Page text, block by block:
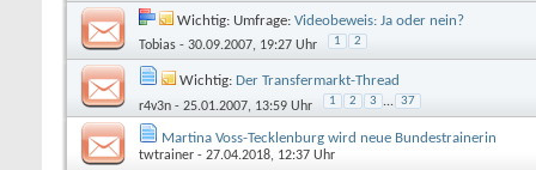
Wichtig: Umfrage: Videobeweis: Ja oder nein?
Tobias - 30.09.2007, 19:27 Uhr 1 2
Wichtig: Der Transfermarkt-Thread
r4v3n - 25.01.2007, 13:59 Uhr 1 2 3 ... 37
Martina Voss-Tecklenburg wird neue Bundestrainerin
twtrainer - 27.04.2018, 12:37 Uhr